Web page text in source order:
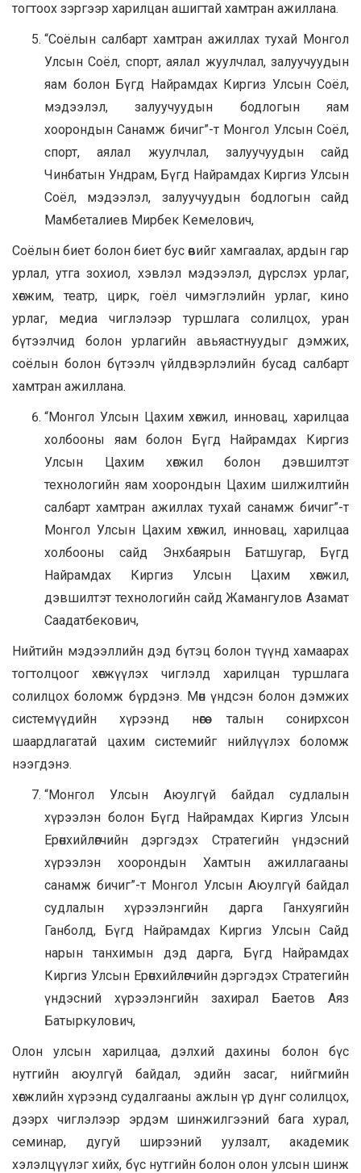
тогтоох зэргээр харилцан ашигтай хамтран ажиллана.
“Соёлын салбарт хамтран ажиллах тухай Монгол
Улсын Соёл, спорт, аялал жуулчлал, залуучуудын
яам болон Бүгд Найрамдах Киргиз Улсын Соёл,
мэдээлэл, залуучуудын бодлогын яам
хоорондын Санамж бичиг”-т Монгол Улсын Соёл,
спорт, аялал жуулчлал, залуучуудын сайд
Чинбатын Ундрам, Бүгд Найрамдах Киргиз Улсын
Соёл, мэдээлэл, залуучуудын бодлогын сайд
Мамбеталиев Мирбек Кемелович,
Соёлын биет болон биет бус өвийг хамгаалах, ардын гар
урлал, утга зохиол, хэвлэл мэдээлэл, дүрслэх урлаг,
хөгжим, театр, цирк, гоёл чимэглэлийн урлаг, кино
урлаг, медиа чиглэлээр туршлага солилцох, уран
бүтээлчид болон урлагийн авьяастнуудыг дэмжих,
соёлын болон бүтээлч үйлдвэрлэлийн бусад салбарт
хамтран ажиллана.
“Монгол Улсын Цахим хөгжил, инновац, харилцаа
холбооны яам болон Бүгд Найрамдах Киргиз
Улсын Цахим хөгжил болон дэвшилтэт
технологийн яам хоорондын Цахим шилжилтийн
салбарт хамтран ажиллах тухай санамж бичиг”-т
Монгол Улсын Цахим хөгжил, инновац, харилцаа
холбооны сайд Энхбаярын Батшугар, Бүгд
Найрамдах Киргиз Улсын Цахим хөгжил,
дэвшилтэт технологийн сайд Жамангулов Азамат
Саадатбекович,
Нийтийн мэдээллийн дэд бүтэц болон түүнд хамаарах
тогтолцоог хөгжүүлэх чиглэлд харилцан туршлага
солилцох боломж бүрдэнэ. Мөн үндсэн болон дэмжих
системүүдийн хүрээнд нөгөө талын сонирхсон
шаардлагатай цахим системийг нийлүүлэх боломж
нээгдэнэ.
“Монгол Улсын Аюулгүй байдал судлалын
хүрээлэн болон Бүгд Найрамдах Киргиз Улсын
Ерөнхийлөгчийн дэргэдэх Стратегийн үндэсний
хүрээлэн хоорондын Хамтын ажиллагааны
санамж бичиг”-т Монгол Улсын Аюулгүй байдал
судлалын хүрээлэнгийн дарга Ганхуягийн
Ганболд, Бүгд Найрамдах Киргиз Улсын Сайд
нарын танхимын дэд дарга, Бүгд Найрамдах
Киргиз Улсын Ерөнхийлөгчийн дэргэдэх Стратегийн
үндэсний хүрээлэнгийн захирал Баетов Аяз
Батыркулович,
Олон улсын харилцаа, дэлхий дахины болон бүс
нутгийн аюулгүй байдал, эдийн засаг, нийгмийн
хөгжлийн хүрээнд судалгааны ажлын үр дүнг солилцох,
дээрх чиглэлээр эрдэм шинжилгээний бага хурал,
семинар, дугуй ширээний уулзалт, академик
хэлэлцүүлэг хийх, бүс нутгийн болон олон улсын шинж